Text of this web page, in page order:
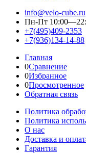
info@velo-cube.ru
Пн-Пт
+7(495)409-2353
+7(936)134-14-88
Главная
0Сравнение
0Избранное
0Просмотренное
Обратная связь
Политика
Политика
О нас
Доставка и
Гарантия